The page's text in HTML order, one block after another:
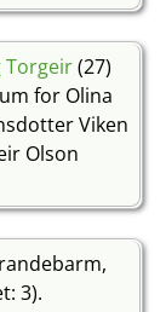
Torgeir(27)
for Olina
Viken
Olson
3).